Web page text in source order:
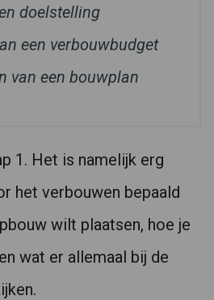
doelstelling
een verbouwbudget
van een bouwplan
1. Het is namelijk erg
het verbouwen bepaald
wilt plaatsen, hoe je
wat er allemaal bij de